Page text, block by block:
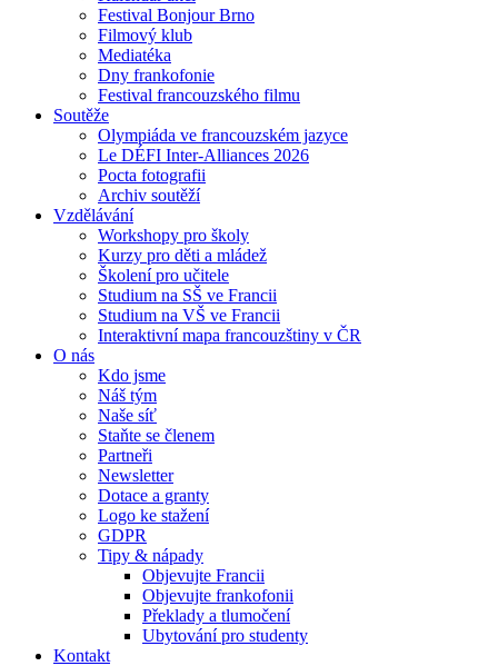
Festival Bonjour Brno
Filmový klub
Mediatéka
Dny frankofonie
Festival francouzského filmu
Soutěže
Olympiáda ve francouzském jazyce
Le DÉFI Inter-Alliances 2026
Pocta fotografii
Archiv soutěží
Vzdělávání
Workshopy pro školy
Kurzy pro děti a mládež
Školení pro učitele
Studium na SŠ ve Francii
Studium na VŠ ve Francii
Interaktivní mapa francouzštiny v ČR
O nás
Kdo jsme
Náš tým
Naše síť
Staňte se členem
Partneři
Newsletter
Dotace a granty
Logo ke stažení
GDPR
Tipy & nápady
Objevujte Francii
Objevujte frankofonii
Překlady a tlumočení
Ubytování pro studenty
Kontakt